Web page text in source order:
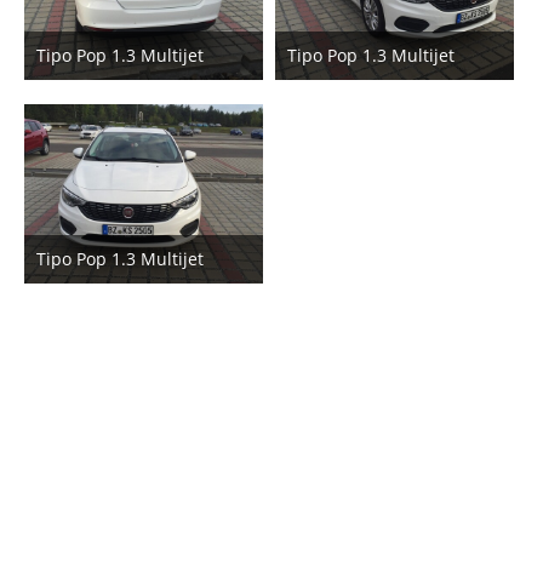
Tipo Pop 1.3 Multijet
4. Mai 2016
Tipo Pop 1.3 Multijet
4. Mai 2016
Tipo Pop 1.3 Multijet
4. Mai 2016